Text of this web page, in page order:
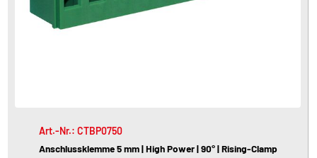
Art.-Nr.: CTBP0750
Anschlussklemme 5 mm | High Power | 90° | Rising-Clamp